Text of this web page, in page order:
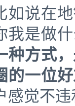
如说在
我是做
种方式
的一位
感觉不